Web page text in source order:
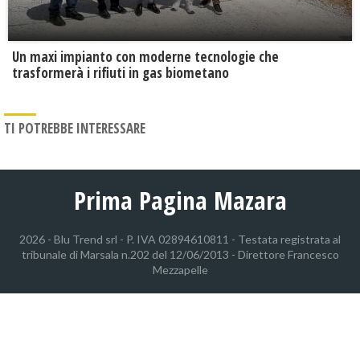
Un maxi impianto con moderne tecnologie che
trasformerà i rifiuti in gas biometano
TI POTREBBE INTERESSARE
Prima Pagina Mazara
2026 - Blu Trend srl - P. IVA 02894610811 - Testata registrata al
tribunale di Marsala n.202 del 12/06/2013 - Direttore Francesco
Mezzapelle